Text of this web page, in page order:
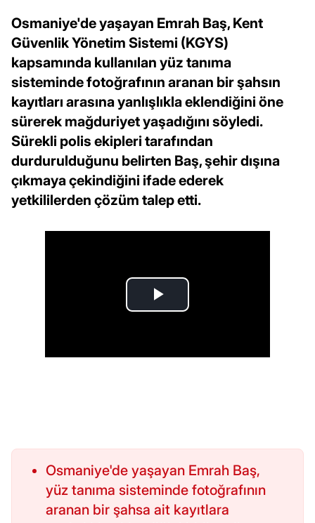
Osmaniye'de yaşayan Emrah Baş, Kent
Güvenlik Yönetim Sistemi (KGYS)
kapsamında kullanılan yüz tanıma
sisteminde fotoğrafının aranan bir şahsın
kayıtları arasına yanlışlıkla eklendiğini öne
sürerek mağduriyet yaşadığını söyledi.
Sürekli polis ekipleri tarafından
durdurulduğunu belirten Baş, şehir dışına
çıkmaya çekindiğini ifade ederek
yetkililerden çözüm talep etti.
Osmaniye'de yaşayan Emrah Baş,
yüz tanıma sisteminde fotoğrafının
aranan bir şahsa ait kayıtlara